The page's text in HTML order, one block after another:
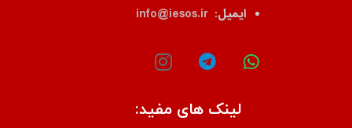
ایمیل: info@iesos.ir
لینک های مفید: